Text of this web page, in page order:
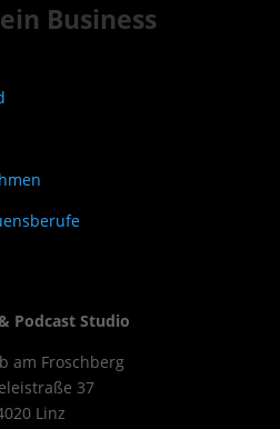
Business
Podcast Studio
am Froschberg
37
Linz